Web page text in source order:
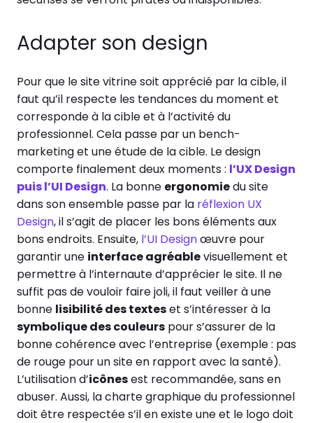
Adapter son design
Pour que le site vitrine soit apprécié par la cible, il
faut qu’il respecte les tendances du moment et
corresponde à la cible et à l’activité du
professionnel. Cela passe par un bench-
marketing et une étude de la cible. Le design
comporte finalement deux moments : l’UX Design
puis l’UI Design. La bonne ergonomiedu site
dans son ensemble passe par la réflexion UX
Design, il s’agit de placer les bons éléments aux
bons endroits. Ensuite, l’UI Designœuvre pour
garantir une interface agréablevisuellement et
permettre à l’internaute d’apprécier le site. Il ne
suffit pas de vouloir faire joli, il faut veiller à une
bonne lisibilité des texteset s’intéresser à la
symbolique des couleurs pour s’assurer de la
bonne cohérence avec l’entreprise (exemple : pas
de rouge pour un site en rapport avec la santé).
L’utilisation d’icônesest recommandée, sans en
abuser. Aussi, la charte graphique du professionnel
doit être respectée s’il en existe une et le logo doit